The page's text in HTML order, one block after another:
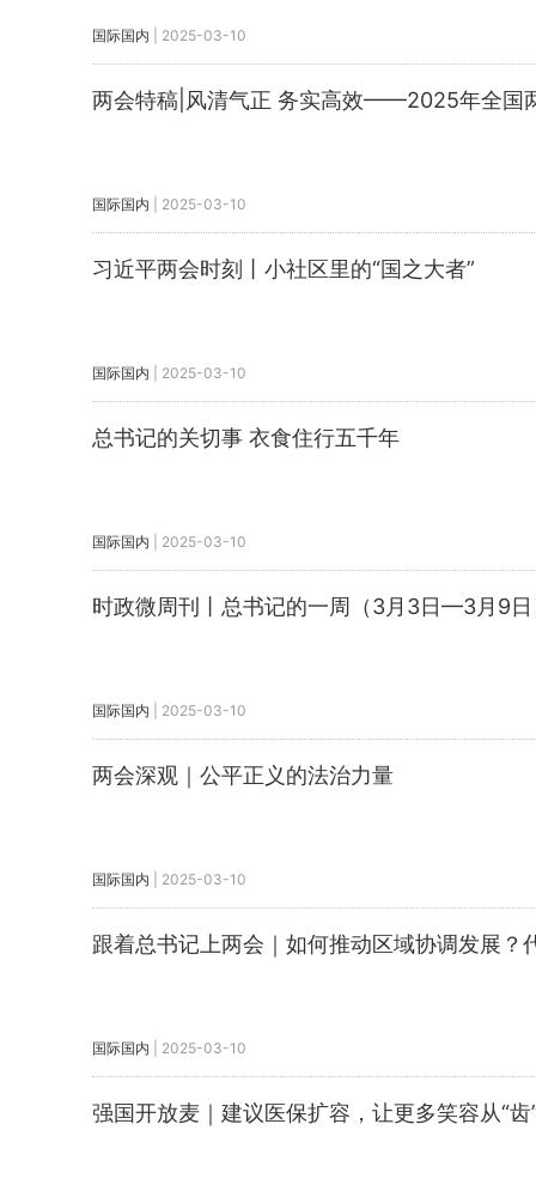
国际国内 2025-03-10
两会特稿|风清气正 务实高效——2025年全国
国际国内 2025-03-10
习近平两会时刻丨小社区里的“国之大者”
国际国内 2025-03-10
总书记的关切事 衣食住行五千年
国际国内 2025-03-10
时政微周刊丨总书记的一周（3月3日—3月9
国际国内 2025-03-10
两会深观｜公平正义的法治力量
国际国内 2025-03-10
跟着总书记上两会｜如何推动区域协调发展？
国际国内 2025-03-10
强国开放麦｜建议医保扩容，让更多笑容从“